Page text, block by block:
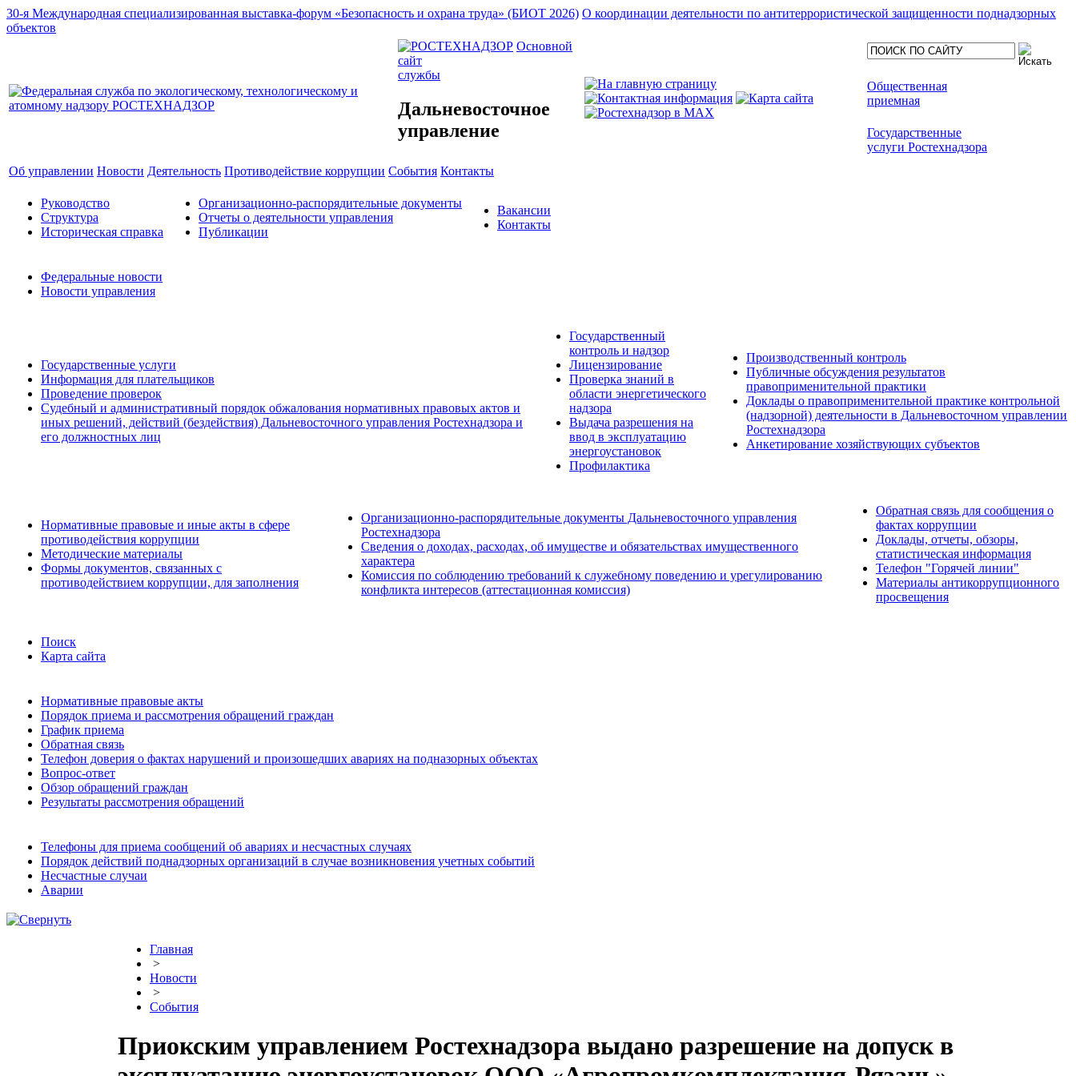
30-я Международная специализированная выставка-форум «Безопасность и охрана труда» (БИОТ 2026) О координации деятельности по антитеррористической защищенности поднадзорных
объектов
Основной
сайт
службы
Дальневосточное
управление
Общественная
приемная
Государственные
услуги Ростехнадзора
Об управлении Новости Деятельность Противодействие коррупции События Контакты
Руководство
Структура
Историческая справка
Организационно-распорядительные документы
Отчеты о деятельности управления
Публикации
Вакансии
Контакты
Федеральные новости
Новости управления
Государственные услуги
Информация для плательщиков
Проведение проверок
Судебный и административный порядок обжалования нормативных правовых актов и
иных решений, действий (бездействия) Дальневосточного управления Ростехнадзора и
его должностных лиц
Государственный
контроль и надзор
Лицензирование
Проверка знаний в
области энергетического
надзора
Выдача разрешения на
ввод в эксплуатацию
энергоустановок
Профилактика
Производственный контроль
Публичные обсуждения результатов
правоприменительной практики
Доклады о правоприменительной практике контрольной
(надзорной) деятельности в Дальневосточном управлении
Ростехнадзора
Анкетирование хозяйствующих субъектов
Нормативные правовые и иные акты в сфере
противодействия коррупции
Методические материалы
Формы документов, связанных с
противодействием коррупции, для заполнения
Организационно-распорядительные документы Дальневосточного управления
Ростехнадзора
Сведения о доходах, расходах, об имуществе и обязательствах имущественного
характера
Комиссия по соблюдению требований к служебному поведению и урегулированию
конфликта интересов (аттестационная комиссия)
Обратная связь для сообщения о
фактах коррупции
Доклады, отчеты, обзоры,
статистическая информация
Телефон "Горячей линии"
Материалы антикоррупционного
просвещения
Поиск
Карта сайта
Нормативные правовые акты
Порядок приема и рассмотрения обращений граждан
График приема
Обратная связь
Телефон доверия о фактах нарушений и произошедших авариях на подназорных объектах
Вопрос-ответ
Обзор обращений граждан
Результаты рассмотрения обращений
Телефоны для приема сообщений об авариях и несчастных случаях
Порядок действий поднадзорных организаций в случае возникновения учетных событий
Несчастные случаи
Аварии
Главная
>
Новости
>
События
Приокским управлением Ростехнадзора выдано разрешение на допуск в